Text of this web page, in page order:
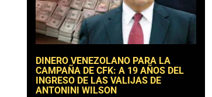
DINERO VENEZOLANO PARA LA
CAMPAÑA DE CFK: A 19 AÑOS DEL
INGRESO DE LAS VALIJAS DE
ANTONINI WILSON